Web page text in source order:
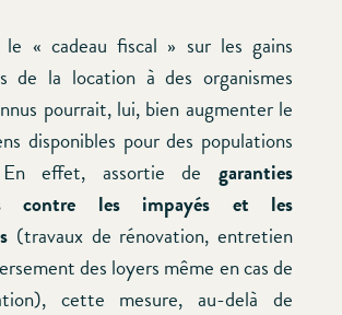
le « cadeau fiscal » sur les gains
de la location à des organismes
pourrait, lui, bien augmenter le
disponibles pour des populations
En effet, assortie de garanties
contre les impayés et les
(travaux de rénovation, entretien
des loyers même en cas de
cette mesure, au-delà de